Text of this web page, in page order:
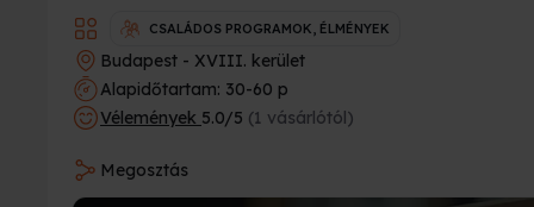
CSALÁDOS PROGRAMOK, ÉLMÉNYEK
Budapest - XVIII. kerület
Alapidőtartam: 30-60 p
Vélemények 5.0/5 (1 vásárlótól)
Megosztás